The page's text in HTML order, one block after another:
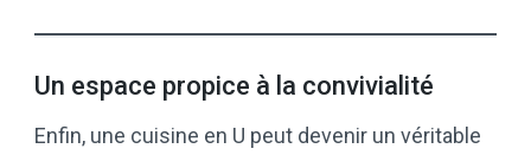
Un espace propice à la convivialité
Enfin, une cuisine en U peut devenir un véritable